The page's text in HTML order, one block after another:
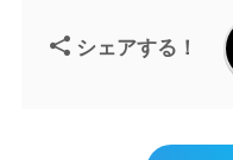
シェアする！